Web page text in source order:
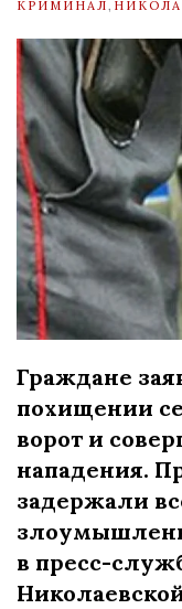
КРИМИНАЛ
Граждане
похищении
ворот и
нападения.
задержали
в пресс-